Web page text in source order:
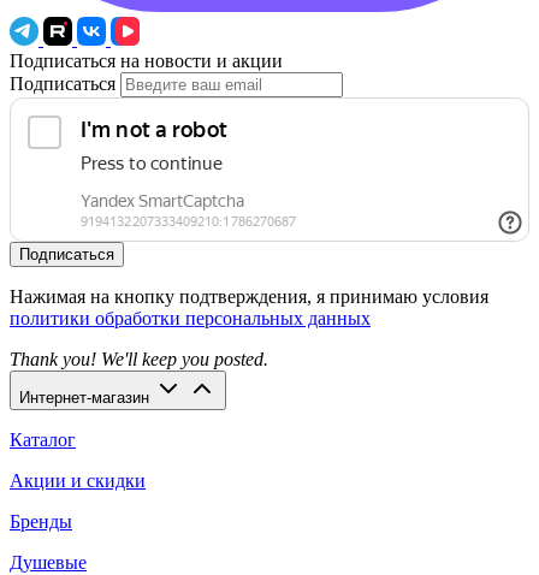
Подписаться на новости и акции
Подписаться
Подписаться
Нажимая на кнопку подтверждения, я принимаю условия
политики обработки персональных данных
Thank you! We'll keep you posted.
Интернет-магазин
Каталог
Акции и скидки
Бренды
Душевые